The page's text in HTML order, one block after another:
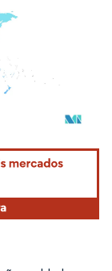
conforme CC BY 4.0.